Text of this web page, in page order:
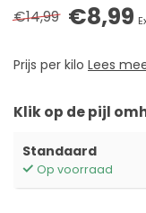
€14,99 €8,99
Prijs per kilo Lees
Klik op de pijl
Standaard
Op voorraad